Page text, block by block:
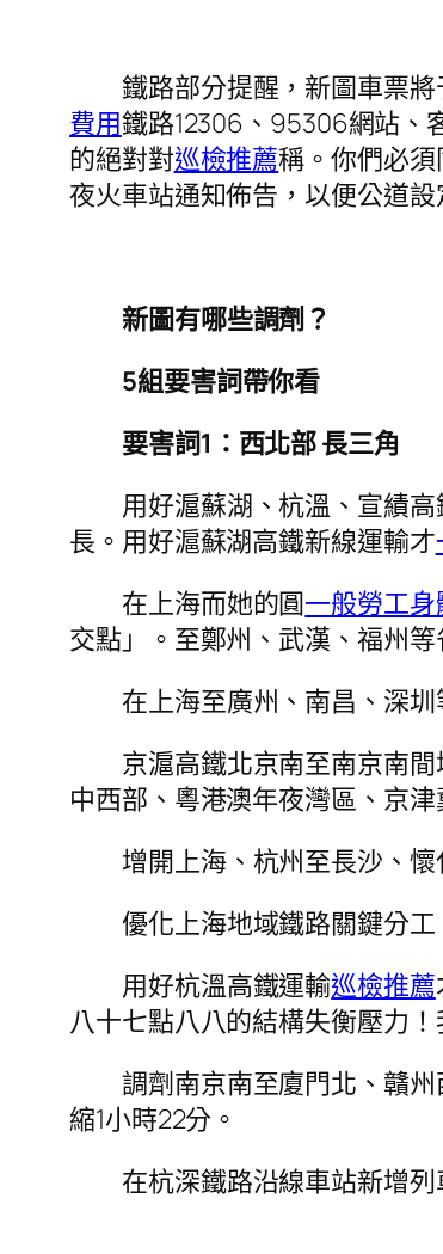
鐵路部分提醒，新圖車票
費用鐵路12306、95306網站、
的絕對對巡檢推薦稱。你們必
夜火車站通知佈告，以便公道
新圖有哪些調劑？
5組要害詞帶你看
要害詞1：西北部 長三角
用好滬蘇湖、杭溫、宣績
長。用好滬蘇湖高鐵新線運輸才
在上海而她的圓一般勞工
交點」。至鄭州、武漢、福州
在上海至廣州、南昌、深
京滬高鐵北京南至南京南
中西部、粵港澳年夜灣區、京津
增開上海、杭州至長沙、
優化上海地域鐵路關鍵分
用好杭溫高鐵運輸巡檢推薦
八十七點八八的結構失衡壓力
調劑南京南至廈門北、贛
縮1小時22分。
在杭深鐵路沿線車站新增